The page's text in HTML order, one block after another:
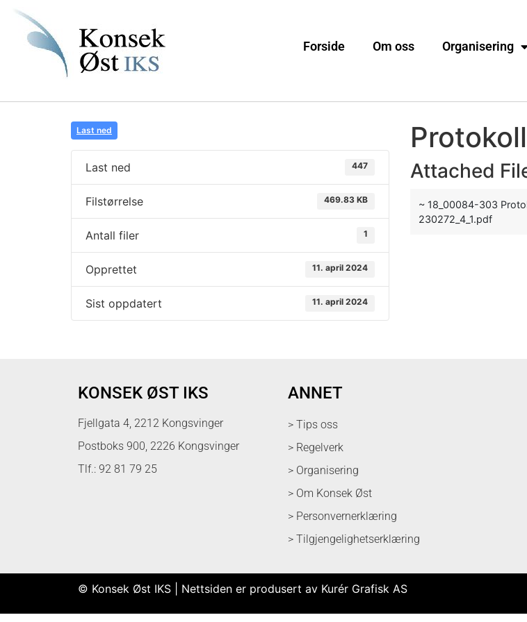
Forside Om oss Organisering
Last ned
Last ned 447
Filstørrelse 469.83 KB
Antall filer 1
Opprettet 11. april 2024
Sist oppdatert 11. april 2024
Attached
~ 18_00084-303
230272_4_1.pdf
KONSEK ØST IKS
Fjellgata 4, 2212 Kongsvinger
Postboks 900, 2226 Kongsvinger
Tlf.: 92 81 79 25
ANNET
> Tips oss
> Regelverk
> Organisering
> Om Konsek Øst
> Personvernerklæring
> Tilgjengelighetserklæring
© Konsek Øst IKS | Nettsiden er produsert av Kurér Grafisk AS